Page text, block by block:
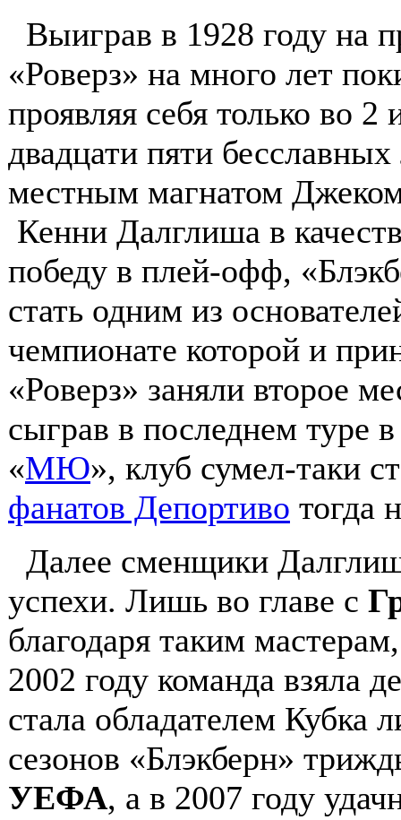
Выиграв в 1928 году на
«Роверз» на много лет
проявляя себя только во
двадцати пяти
местным магнатом
Кенни Далглиша в
победу в плей-офф,
стать одним из
чемпионате которой и
«Роверз» заняли второе
сыграв в последнем
«МЮ», клуб сумел-таки
фанатов Депортиво тогда
Далее сменщики
успехи. Лишь во главе с
благодаря таким
2002 году команда взяла
стала обладателем Кубка
сезонов «Блэкберн»
УЕФА, а в 2007 году